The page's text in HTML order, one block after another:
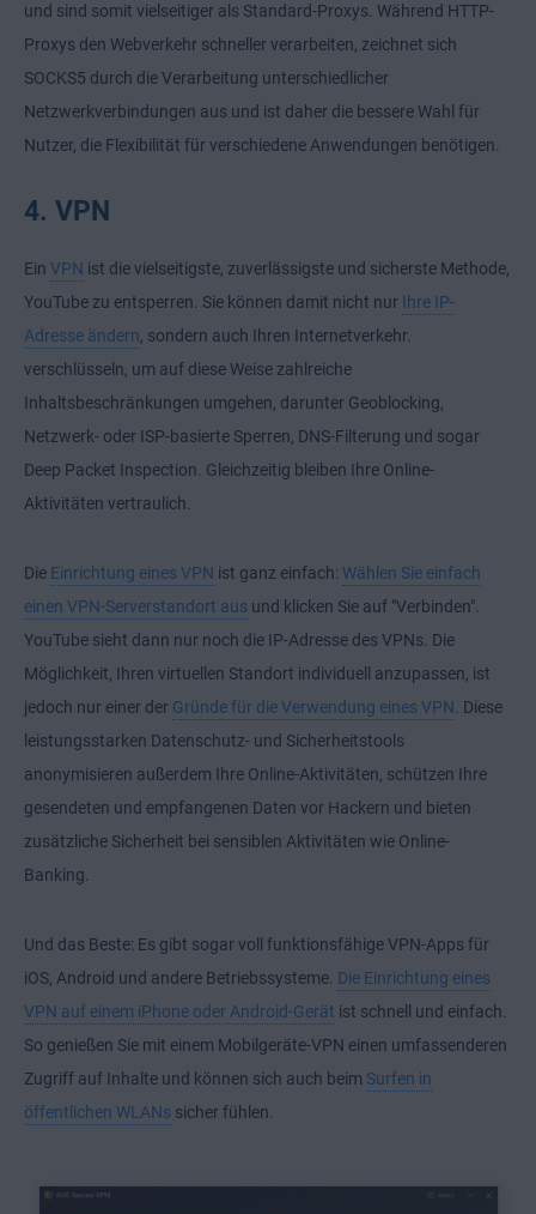
und sind somit vielseitiger als Standard-Proxys. Während HTTP-
Proxys den Webverkehr schneller verarbeiten, zeichnet sich
SOCKS5 durch die Verarbeitung unterschiedlicher
Netzwerkverbindungen aus und ist daher die bessere Wahl für
Nutzer, die Flexibilität für verschiedene Anwendungen benötigen.
4. VPN
Ein VPN ist die vielseitigste, zuverlässigste und sicherste Methode,
YouTube zu entsperren. Sie können damit nicht nur Ihre IP-
Adresse ändern, sondern auch Ihren Internetverkehr.
verschlüsseln, um auf diese Weise zahlreiche
Inhaltsbeschränkungen umgehen, darunter Geoblocking,
Netzwerk- oder ISP-basierte Sperren, DNS-Filterung und sogar
Deep Packet Inspection. Gleichzeitig bleiben Ihre Online-
Aktivitäten vertraulich.
Die Einrichtung eines VPN ist ganz einfach: Wählen Sie einfach
einen VPN-Serverstandort aus und klicken Sie auf "Verbinden".
YouTube sieht dann nur noch die IP-Adresse des VPNs. Die
Möglichkeit, Ihren virtuellen Standort individuell anzupassen, ist
jedoch nur einer der Gründe für die Verwendung eines VPN. Diese
leistungsstarken Datenschutz- und Sicherheitstools
anonymisieren außerdem Ihre Online-Aktivitäten, schützen Ihre
gesendeten und empfangenen Daten vor Hackern und bieten
zusätzliche Sicherheit bei sensiblen Aktivitäten wie Online-
Banking.
Und das Beste: Es gibt sogar voll funktionsfähige VPN-Apps für
iOS, Android und andere Betriebssysteme. Die Einrichtung eines
VPN auf einem iPhone oder Android-Gerät ist schnell und einfach.
So genießen Sie mit einem Mobilgeräte-VPN einen umfassenderen
Zugriff auf Inhalte und können sich auch beim Surfen in
öffentlichen WLANs sicher fühlen.